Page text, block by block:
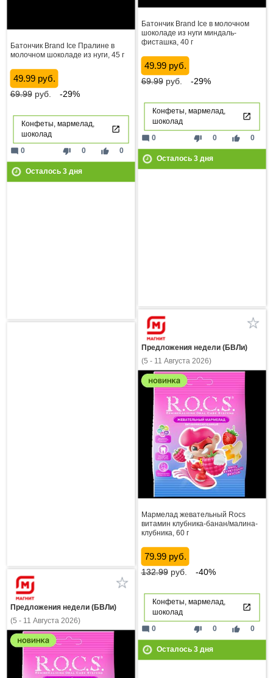
Батончик Brand Ice в молочном
шоколаде из нуги миндаль-
фисташка, 40 г
49.99 руб.
69.99руб. -29%
Конфеты, мармелад,
шоколад
thumb_down 0 thumb_up 0
mode_comment 0
Осталось 3дня
Батончик Brand Ice Пралине в
молочном шоколаде из нуги, 45 г
49.99 руб.
69.99руб. -29%
Конфеты, мармелад,
шоколад
thumb_down 0 thumb_up 0
mode_comment 0
Осталось 3дня
Предложения недели (БВЛи)
(5 - 11 Августа 2026)
Мармелад жевательный Rocs
витамин клубника-банан/малина-
клубника, 60 г
79.99 руб.
132.99руб. -40%
Конфеты, мармелад,
шоколад
thumb_down 0 thumb_up 0
mode_comment 0
Осталось 3дня
Предложения недели (БВЛи)
(5 - 11 Августа 2026)